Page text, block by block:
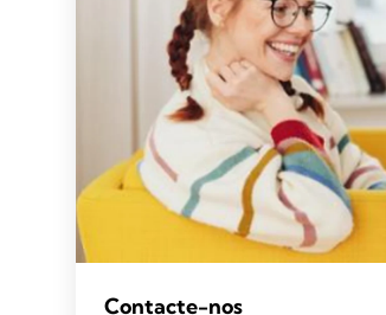
Contacte-nos